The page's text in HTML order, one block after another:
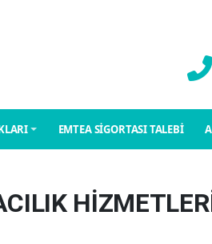
EMTEA SİGORTASI TALEBİ